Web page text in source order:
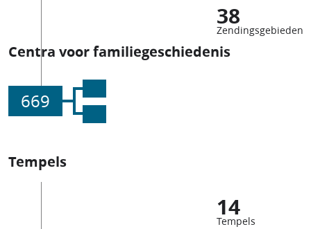
38
Zendingsgebieden
Centra voor familiegeschiedenis
669
Tempels
14
Tempels